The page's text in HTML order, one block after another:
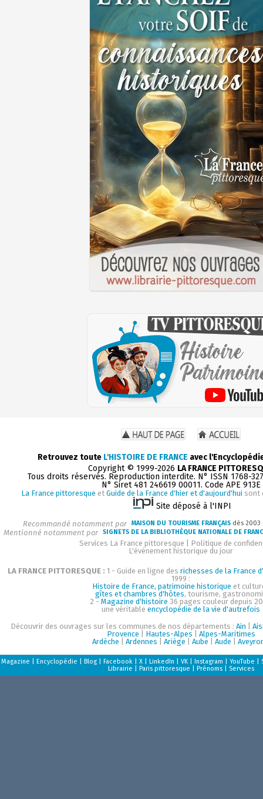
Retrouvez toute L'HISTOIRE DE FRANCE avec
Copyright © 1999-2026 LA FRANCE
Tous droits réservés. Reproduction interdite. N° ISSN 1768-
N° Siret 481 246619 00011. Code APE 913E
La France pittoresque et Guide de la France d'hier et d'aujourd'hui sont
Site déposé à l'INPI
Recommandé notamment par MAISON DU TOURISME FRANÇAIS dès
Mentionné notamment par SIGNETS DE LA BIBLIOTHÈQUE NATIONALE DE
Services La France pittoresque
Politique de
L'événement historique du jour
LA FRANCE PITTORESQUE : 1 - Guide en ligne des richesses de la France
1999 :
Histoire de France, patrimoine historique et
gîtes et chambres d'hôtes, tourisme,
2 - Magazine d'histoire 36 pages couleur depuis
une véritable encyclopédie de la vie d'autrefois
Découvrir des ouvrages sur les communes de nos départements : Ain
Provence
Hautes-Alpes
Alpes-Maritimes
Ardèche
Ardennes Ariège Aube Aude
Magazine Encyclopédie Blog| Facebook| X| LinkedIn VK| Instagram YouTube
Librairie
Paris pittoresque Prénoms| Services